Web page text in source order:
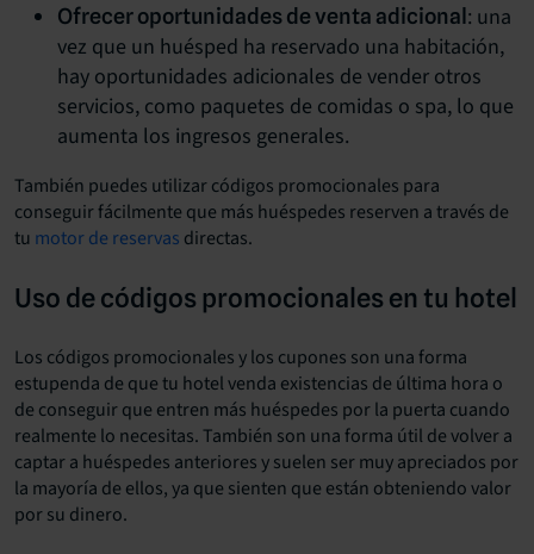
Ofrecer oportunidades de venta adicional : una
vez que un huésped ha reservado una habitación,
hay oportunidades adicionales de vender otros
servicios, como paquetes de comidas o spa, lo que
aumenta los ingresos generales.
También puedes utilizar códigos promocionales para
conseguir fácilmente que más huéspedes reserven a través de
tu motor de reservas directas.
Uso de códigos promocionales en tu hotel
Los códigos promocionalesy los cupones son una forma
estupenda de que tu hotel venda existencias de última hora o
de conseguir que entren más huéspedes por la puerta cuando
realmente lo necesitas. También son una forma útil de volver a
captar a huéspedes anteriores y suelen ser muy apreciados por
la mayoría de ellos, ya que sienten que están obteniendo valor
por su dinero.